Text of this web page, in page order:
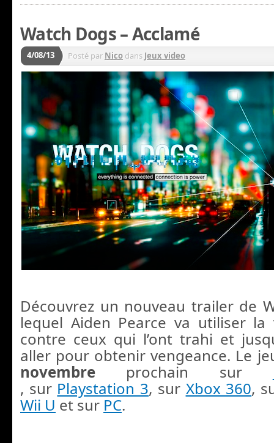
Watch Dogs – Acclamé
4/08/13 Posté par Nico dans Jeux video
Découvrez un nouveau trailer de
lequel Aiden Pearce va utiliser la
contre ceux qui l’ont trahi et
aller pour obtenir vengeance. Le
novembre prochain sur
, sur Playstation 3, sur Xbox 360,
Wii U et sur PC.